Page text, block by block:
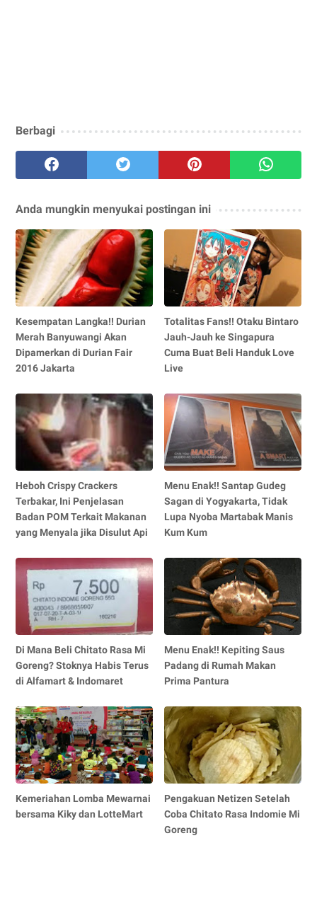
Berbagi
Anda mungkin menyukai postingan ini
Kesempatan Langka!! Durian
Merah Banyuwangi Akan
Dipamerkan di Durian Fair
2016 Jakarta
Totalitas Fans!! Otaku Bintaro
Jauh-Jauh ke Singapura
Cuma Buat Beli Handuk Love
Live
Heboh Crispy Crackers
Terbakar, Ini Penjelasan
Badan POM Terkait Makanan
yang Menyala jika Disulut Api
Menu Enak!! Santap Gudeg
Sagan di Yogyakarta, Tidak
Lupa Nyoba Martabak Manis
Kum Kum
Di Mana Beli Chitato Rasa Mi
Goreng? Stoknya Habis Terus
di Alfamart & Indomaret
Menu Enak!! Kepiting Saus
Padang di Rumah Makan
Prima Pantura
Kemeriahan Lomba Mewarnai
bersama Kiky dan LotteMart
Pengakuan Netizen Setelah
Coba Chitato Rasa Indomie Mi
Goreng